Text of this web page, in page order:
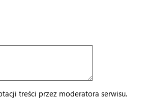
treści przez moderatora serwisu.